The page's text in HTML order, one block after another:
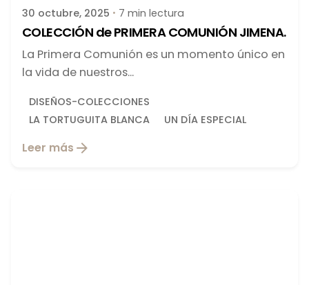
30 octubre, 2025 7 min lectura
COLECCIÓN de PRIMERA COMUNIÓN JIMENA.
La Primera Comunión es un momento único en
la vida de nuestros...
DISEÑOS-COLECCIONES
LA TORTUGUITA BLANCA
UN DÍA ESPECIAL
Leer más